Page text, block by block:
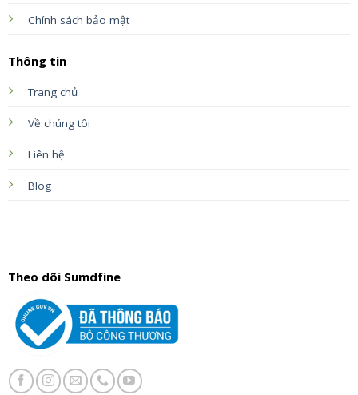
Chính sách bảo mật
Thông tin
Trang chủ
Về chúng tôi
Liên hệ
Blog
Theo dõi Sumdfine